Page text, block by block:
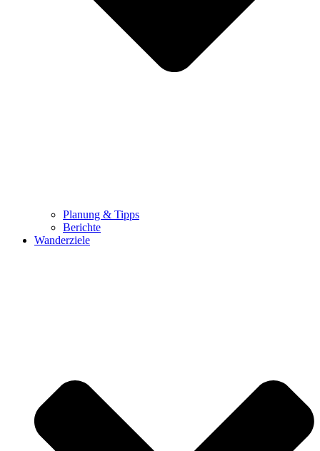
Planung & Tipps
Berichte
Wanderziele